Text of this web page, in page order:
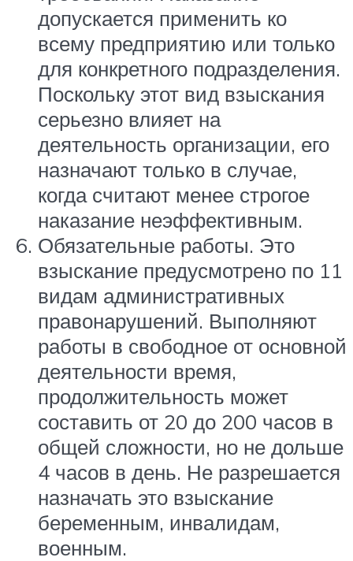
допускается применить ко
всему предприятию или только
для конкретного подразделения.
Поскольку этот вид взыскания
серьезно влияет на
деятельность организации, его
назначают только в случае,
когда считают менее строгое
наказание неэффективным.
Обязательные работы. Это
взыскание предусмотрено по 11
видам административных
правонарушений. Выполняют
работы в свободное от основной
деятельности время,
продолжительность может
составить от 20 до 200 часов в
общей сложности, но не дольше
4 часов в день. Не разрешается
назначать это взыскание
беременным, инвалидам,
военным.